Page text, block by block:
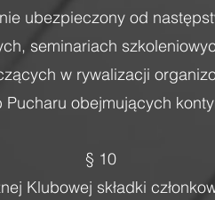
ubezpieczony od
seminariach
w rywalizacji
obejmujących
§ 10
Klubowej składki